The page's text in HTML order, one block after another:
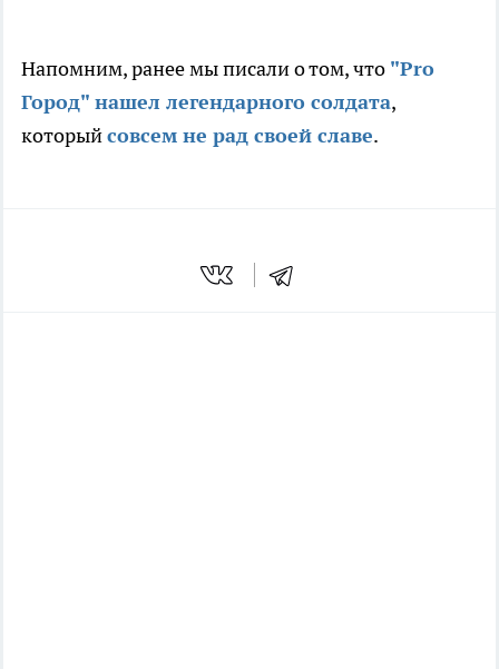
Напомним, ранее мы писали о том, что "Pro
Город" нашел легендарного солдата,
которыйсовсем не рад своей славе.